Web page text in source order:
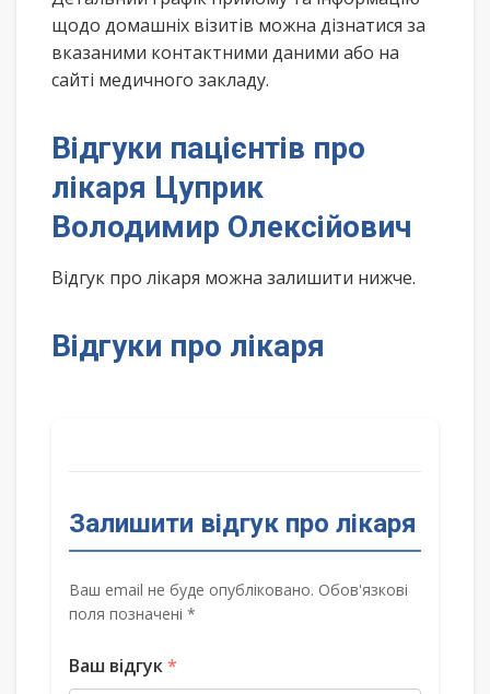
щодо домашніх візитів можна дізнатися за
вказаними контактними даними або на
сайті медичного закладу.
Відгуки пацієнтів про
лікаря Цуприк
Володимир Олексійович
Відгук про лікаря можна залишити нижче.
Відгуки про лікаря
Залишити відгук про лікаря
Ваш email не буде опубліковано. Обов'язкові
поля позначені *
Ваш відгук*